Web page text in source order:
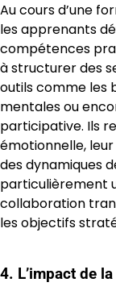
Au cours d’une
les apprenants
compétences
à structurer des
outils comme les
mentales ou
participative. Ils
émotionnelle,
des dynamiques
particulièrement
collaboration
les objectifs
4. L’impact de